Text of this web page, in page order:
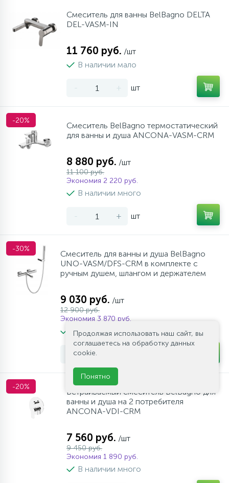
Смеситель для ванны BelBagno DELTA
DEL-VASM-IN
11 760 руб. /шт
В наличии мало
- + шт
-20%
Смеситель BelBagno термостатический
для ванны и душа ANCONA-VASM-CRM
8 880 руб. /шт
11 100 руб.
Экономия 2 220 руб.
В наличии много
- + шт
-30%
Смеситель для ванны и душа BelBagno
UNO-VASM/DFS-CRM в комплекте с
ручным душем, шлангом и держателем
9 030 руб. /шт
12 900 руб.
Экономия 3 870 руб.
В наличии много
-20%
Встраиваемый смеситель BelBagno для
ванны и душа на 2 потребителя
ANCONA-VDI-CRM
7 560 руб. /шт
9 450 руб.
Экономия 1 890 руб.
В наличии много
Продолжая использовать наш сайт, вы
соглашаетесь на обработку данных
cookie.
Понятно